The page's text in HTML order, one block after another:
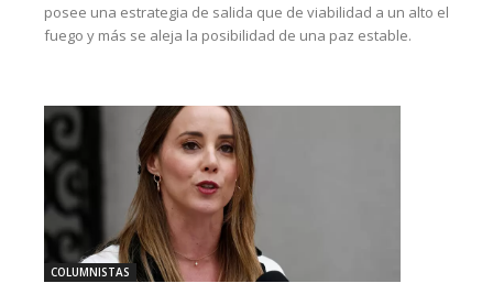
posee una estrategia de salida que de viabilidad a un alto el
fuego y más se aleja la posibilidad de una paz estable.
COLUMNISTAS